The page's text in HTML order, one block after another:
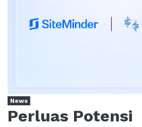
News
Perluas Potensi